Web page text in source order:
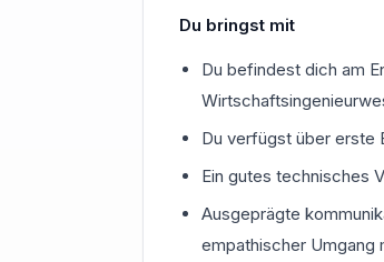
Du bringst mit
Du befindest dich am
Du verfügst über erste
Ein gutes technisches
Ausgeprägte
empathischer Umgang